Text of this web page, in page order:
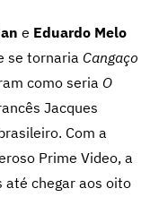
e Eduardo Melo
se tornaria Cangaço
como seria O
Jacques
Com a
Prime Video, a
até chegar aos oito